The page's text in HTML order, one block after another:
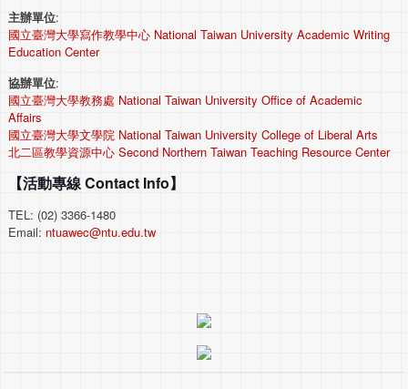
主辦單位:
國立臺灣大學寫作教學中心 National Taiwan University Academic Writing
Education Center
協辦單位:
國立臺灣大學教務處 National Taiwan University Office of Academic
Affairs
國立臺灣大學文學院 National Taiwan University College of Liberal Arts
北二區教學資源中心 Second Northern Taiwan Teaching Resource Center
【活動專線 Contact Info】
TEL: (02) 3366-1480
Email:ntuawec@ntu.edu.tw